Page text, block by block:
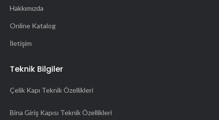
Hakkımızda
Online Katalog
İletişim
Teknik Bilgiler
Çelik Kapı Teknik Özellikleri
Bina Giriş Kapısı Teknik Özellikleri